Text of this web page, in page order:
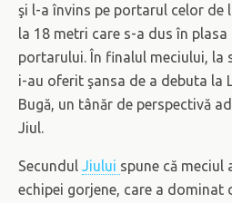
şi l-a învins pe portarul celor de
la 18 metri care s-a dus în
portarului. În finalul meciului, la
i-au oferit şansa de a debuta la
Bugă, un tânăr de perspectivă
Jiul.
Secundul Jiului spune că
echipei gorjene, care a dominat